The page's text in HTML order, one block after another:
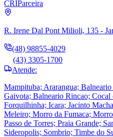
CRIParceira
R. Irene Dal Pont Milioli, 135 -
(48) 98855-4029
(43) 3305-1700
Atende:
Mampituba; Ararangua;
Gaivota; Balneario Rincao;
Forquilhinha; Icara; Jacinto
Meleiro; Morro da Fumaca;
Passo de Torres; Praia Grande;
Sideropolis; Sombrio; Timbe do